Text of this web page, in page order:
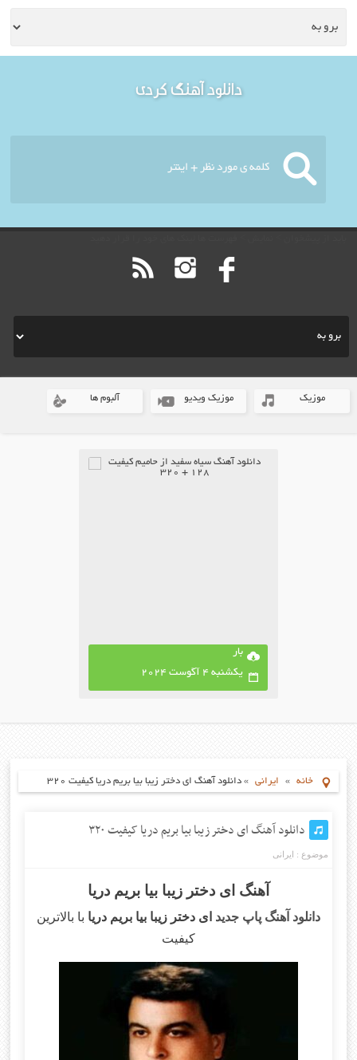
دانلود آهنگ کردی
موزیک موزیک ویدیو آلبوم ها
بار
یکشنبه 4 آگوست 2024
خانه » ایرانی »دانلود آهنگ ای دختر زیبا بیا بریم دریا کیفیت ۳۲۰
دانلود آهنگ ای دختر زیبا بیا بریم دریا کیفیت ۳۲۰
موضوع : ایرانی
آهنگ ای دختر زیبا بیا بریم دریا
دانلود آهنگ پاپ جدید ای دختر زیبا بیا بریم دریا با بالاترین
کیفیت